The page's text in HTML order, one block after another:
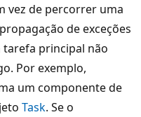
vez de percorrer uma
de exceções
principal não
Por exemplo,
um componente de
Task. Se o